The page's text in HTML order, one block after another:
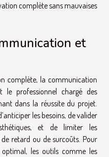
complète sans mauvaises
et
complète, la communication
le professionnel chargé des
dans la réussite du projet.
les besoins, de valider
et de limiter les
retard ou de surcoûts. Pour
les outils comme les